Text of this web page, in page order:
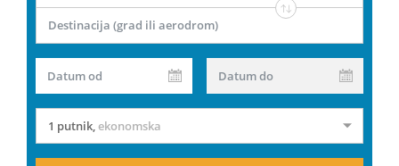
Destinacija (grad ili aerodrom)
Datum od Datum do
1 putnik ekonomska